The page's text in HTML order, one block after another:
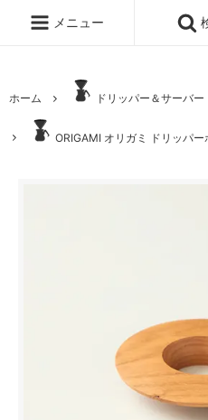
メニュー
ホーム ドリッパー＆サーバー
ORIGAMI オリガミ ドリッパー